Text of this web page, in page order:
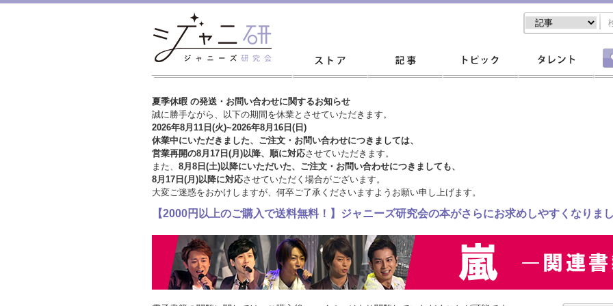
夏季休暇 の発送・お問い合わせに関するお知らせ
誠に勝手ながら、以下の期間を休業とさせていただきます。
2026年8月11日(火)~2026年8月16日(日)
休業中にいただきました、ご注文・お問い合わせにつきましては、
営業再開の8月17日(月)以降、順に対応させていただきます。
また、 8月8日(土)以降にいただいた、ご注文・ お問い合わせにつきましても、
8月17日(月)以降に対応させていただく場合がございます。
大変ご迷惑をおかけしますが、 何卒ご了承くださいますようお願い申し上げます。
【2000円以上のご購入で送料無料！】ジャニーズ研究会の本がさらにお求めしやすくなりま